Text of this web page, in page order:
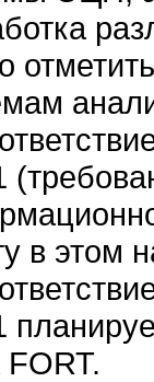
в этом
FORT.